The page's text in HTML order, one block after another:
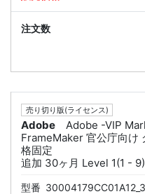
売り切り版(ライセンス)
Adobe
Adobe -VIP
FrameMaker 官公庁向け
格固定
追加 30ヶ月 Level 1(1 - 9)
型番